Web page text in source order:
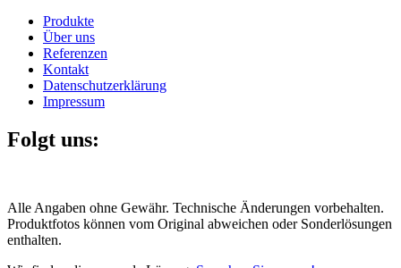
Produkte
Über uns
Referenzen
Kontakt
Datenschutzerklärung
Impressum
Folgt uns:
Alle Angaben ohne Gewähr. Technische Änderungen vorbehalten.
Produktfotos können vom Original abweichen oder Sonderlösungen
enthalten.